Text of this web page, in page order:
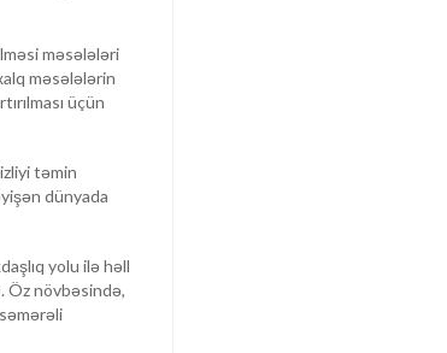
məsələləri
məsələlərin
üçün
təmin
dünyada
yolu ilə həll
Öz növbəsində,